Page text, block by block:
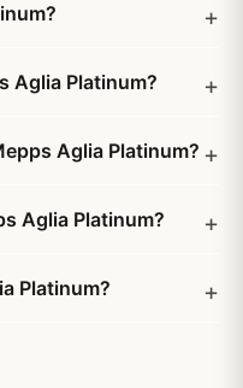
Aglia Platinum?
Aglia Platinum?
Aglia Platinum?
Platinum?